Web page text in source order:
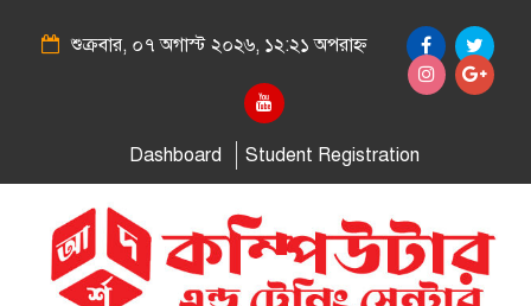
শুক্রবার, ০৭ অগাস্ট ২০২৬, ১২:২১ অপরাহ্ন
Dashboard Student Registration